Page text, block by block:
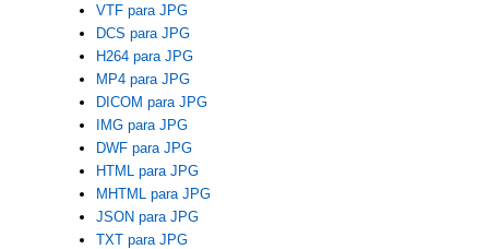
VTF para JPG
DCS para JPG
H264 para JPG
MP4 para JPG
DICOM para JPG
IMG para JPG
DWF para JPG
HTML para JPG
MHTML para JPG
JSON para JPG
TXT para JPG